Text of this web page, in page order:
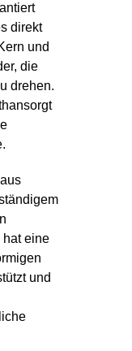
direkt
und
die
drehen.
hat eine
und